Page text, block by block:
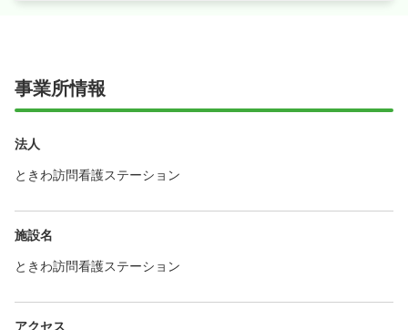
事業所情報
法人
ときわ訪問看護ステーション
施設名
ときわ訪問看護ステーション
アクセス